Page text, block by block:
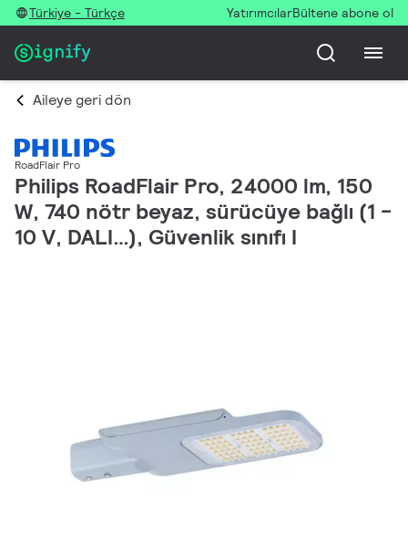
Türkiye - Türkçe YatırımcılarBültene abone ol
Aileye geri dön
RoadFlair Pro
Philips RoadFlair Pro, 24000 lm, 150
W, 740 nötr beyaz, sürücüye bağlı (1 -
10 V, DALI…), Güvenlik sınıfı I